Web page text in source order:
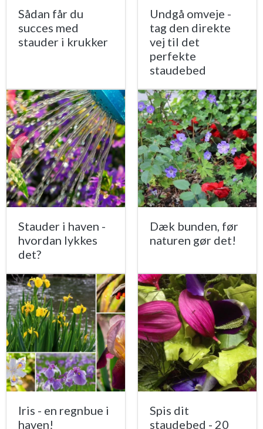
Sådan får du
succes med
stauder i krukker
Undgå omveje -
tag den direkte
vej til det
perfekte
staudebed
Stauder i haven -
hvordan lykkes
det?
Dæk bunden, før
naturen gør det!
Iris - en regnbue i
haven!
Spis dit
staudebed - 20